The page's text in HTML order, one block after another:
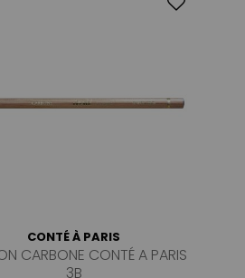
CONTÉ À PARIS
CARBONE CONTÉ A PARIS
3B